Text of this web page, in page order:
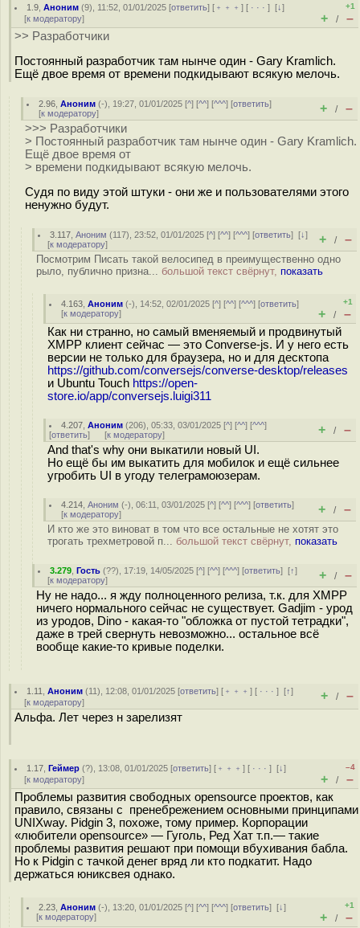
1.9 ,Аноним (9), 11:52, 01/01/2025 [ответить] [ ﹢﹢﹢] [ · · ·][↓]
[к модератору]
+1
+ / –
>> Разработчики
Постоянный разработчик там нынче один - Gary Kramlich.
Ещё двое время от времени подкидывают всякую мелочь.
2.96 ,Аноним (-), 19:27, 01/01/2025 [^] [^^] [^^^] [ответить]
[к модератору] + / –
>>> Разработчики
> Постоянный разработчик там нынче один - Gary Kramlich.
Ещё двое время от
> времени подкидывают всякую мелочь.
Судя по виду этой штуки - они же и пользователями этого
ненужно будут.
3.117 ,Аноним (117), 23:52, 01/01/2025 [^] [^^] [^^^] [ответить][↓]
[к модератору] + / –
Посмотрим Писать такой велосипед в преимущественно одно
рыло, публично призна... большой текст свёрнут, показать
4.163 ,Аноним (-), 14:52, 02/01/2025 [^] [^^] [^^^] [ответить]
[к модератору]
+1
+ / –
Как ни странно, но самый вменяемый и продвинутый
XMPP клиент сейчас — это Converse-js. И у него есть
версии не только для браузера, но и для десктопа
https://github.com/conversejs/converse-desktop/releases
и Ubuntu Touch https://open-
store.io/app/conversejs.luigi311
4.207 ,Аноним (206), 05:33, 03/01/2025 [^] [^^] [^^^]
[ответить] [к модератору] + / –
And that's why они выкатили новый UI.
Но ещё бы им выкатить для мобилок и ещё сильнее
угробить UI в угоду телеграмоюзерам.
4.214 ,Аноним (-), 06:11, 03/01/2025 [^] [^^] [^^^] [ответить]
[к модератору] + / –
И кто же это виноват в том что все остальные не хотят это
трогать трехметровой п... большой текст свёрнут, показать
3.279 ,Гость (??), 17:19, 14/05/2025 [^] [^^] [^^^] [ответить][↑]
[к модератору] + / –
Ну не надо... я жду полноценного релиза, т.к. для XMPP
ничего нормального сейчас не существует. Gadjim - урод
из уродов, Dino - какая-то "обложка от пустой тетрадки",
даже в трей свернуть невозможно... остальное всё
вообще какие-то кривые поделки.
1.11 ,Аноним (11), 12:08, 01/01/2025 [ответить] [ ﹢﹢﹢] [ · · ·][↑]
[к модератору] + / –
Альфа. Лет через н зарелизят
1.17 ,Геймер (?), 13:08, 01/01/2025 [ответить] [ ﹢﹢﹢] [ · · ·][↓]
[к модератору]
–4
+ / –
Проблемы развития свободных opensource проектов, как
правило, связаны с пренебрежением основными принципами
UNIXway. Pidgin 3, похоже, тому пример. Корпорации
«любители opensource» — Гуголь, Ред Хат т.п.— такие
проблемы развития решают при помощи вбухивания бабла.
Но к Pidgin с тачкой денег вряд ли кто подкатит. Надо
держаться юниксвея однако.
2.23 ,Аноним (-), 13:20, 01/01/2025 [^] [^^] [^^^] [ответить][↓]
[к модератору]
+1
+ / –